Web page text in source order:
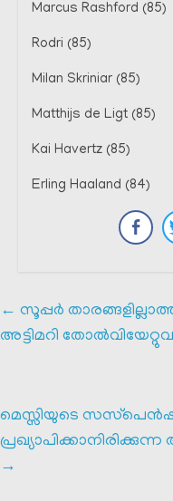
Marcus Rashford (85)
Rodri (85)
Milan Skriniar (85)
Matthijs de Ligt (85)
Kai Havertz (85)
Erling Haaland (84)
← സൂപ്പർ
അട്ടിമറി
മെസ്സിയുടെ സസ്‌പെൻഷൻ
→